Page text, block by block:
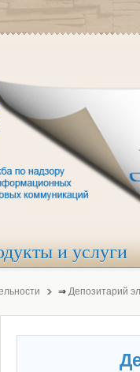
и услуги
⇒ Депозитарий